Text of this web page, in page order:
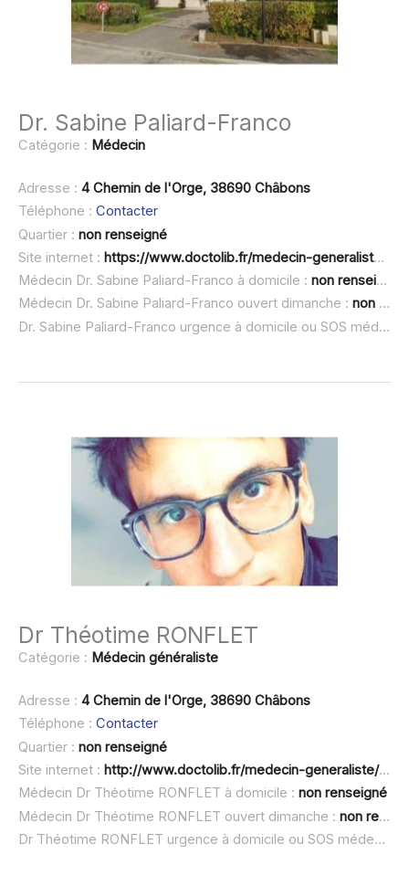
Dr. Sabine Paliard-Franco
Catégorie : Médecin
Adresse : 4 Chemin de l'Orge, 38690 Châbons
Téléphone : Contacter
Quartier : non renseigné
Site internet : https://www.doctolib.fr/medecin-generaliste/chabons/sabine-paliard-franco
Médecin Dr. Sabine Paliard-Franco à domicile : non renseigné
Médecin Dr. Sabine Paliard-Franco ouvert dimanche : non renseigné
Dr. Sabine Paliard-Franco urgence à domicile ou SOS médecin :
Dr Théotime RONFLET
Catégorie : Médecin généraliste
Adresse : 4 Chemin de l'Orge, 38690 Châbons
Téléphone : Contacter
Quartier : non renseigné
Site internet : http://www.doctolib.fr/medecin-generaliste/chabons/theotime-ronflet
Médecin Dr Théotime RONFLET à domicile : non renseigné
Médecin Dr Théotime RONFLET ouvert dimanche : non renseigné
Dr Théotime RONFLET urgence à domicile ou SOS médecin :